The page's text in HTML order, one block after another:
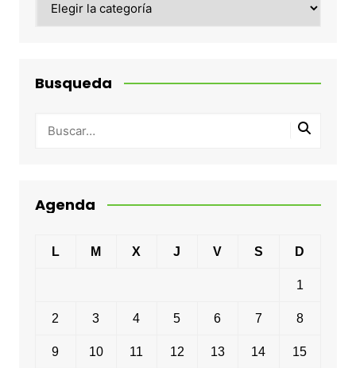
Busqueda
Agenda
L M X J V S D
1
2 3 4 5 6 7 8
9 10 11 12 13 14 15